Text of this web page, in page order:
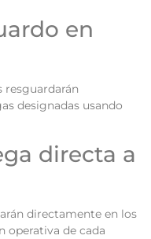
en
resguardarán
designadas usando
directa a
directamente en los
operativa de cada